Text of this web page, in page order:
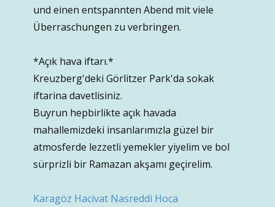
und einen entspannten Abend mit viele
Überraschungen zu verbringen.
*Açık hava iftarı.*
Kreuzberg'deki Görlitzer Park'da sokak
iftarina davetlisiniz.
Buyrun hepbirlikte açık havada
mahallemizdeki insanlarımızla güzel bir
atmosferde lezzetli yemekler yiyelim ve bol
sürprizli bir Ramazan akşamı geçirelim.
Karagöz Hacivat Nasreddi Hoca